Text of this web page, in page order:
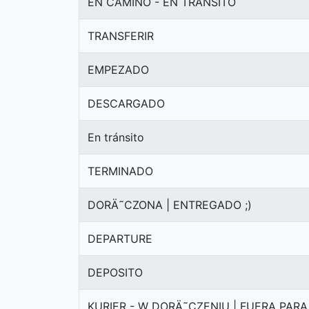
TRANSFERIR
EMPEZADO
DESCARGADO
En tránsito
TERMINADO
DORÄ˜CZONA | ENTREGADO ;)
DEPARTURE
DEPOSITO
KURIER - W DORÄ˜CZENIU | FUERA